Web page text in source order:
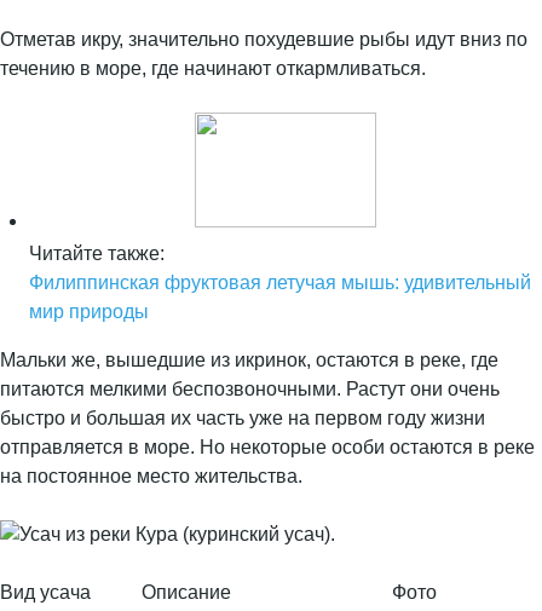
Отметав икру, значительно похудевшие рыбы идут вниз по
течению в море, где начинают откармливаться.
Читайте также:
Филиппинская фруктовая летучая мышь: удивительный
мир природы
Мальки же, вышедшие из икринок, остаются в реке, где
питаются мелкими беспозвоночными. Растут они очень
быстро и большая их часть уже на первом году жизни
отправляется в море. Но некоторые особи остаются в реке
на постоянное место жительства.
Вид усача Описание Фото